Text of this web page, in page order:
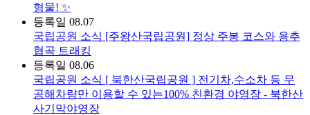
형물! ✨
등록일 08.07
국립공원 소식 [주왕산국립공원] 정상 주봉 코스와 용추
협곡 트래킹
등록일 08.06
국립공원 소식 [ 북한산국립공원 ] 전기차,수소차 등 무
공해차량만 이용할 수 있는100% 친환경 야영장 - 북한산
사기막야영장